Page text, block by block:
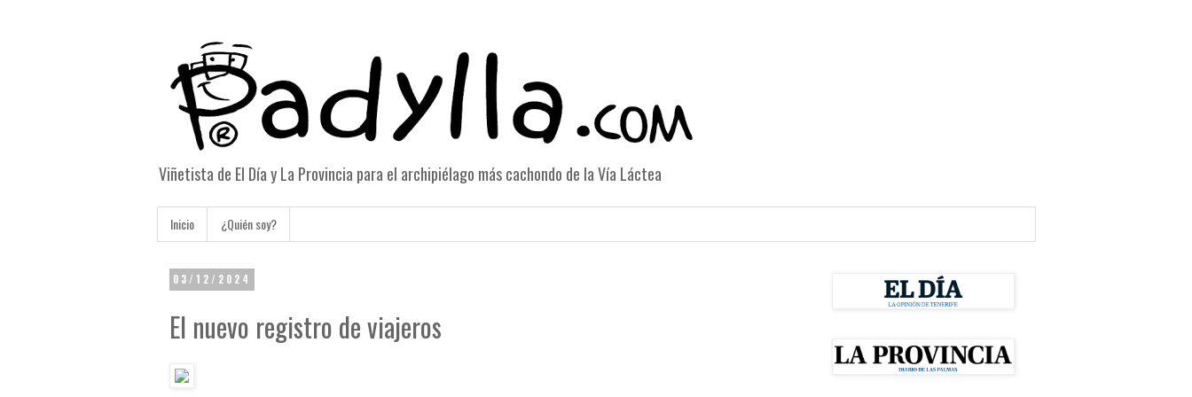
Viñetista de El Día y La Provincia para el archipiélago más cachondo de la Vía Láctea
Inicio ¿Quién soy?
03/12/2024
El nuevo registro de viajeros